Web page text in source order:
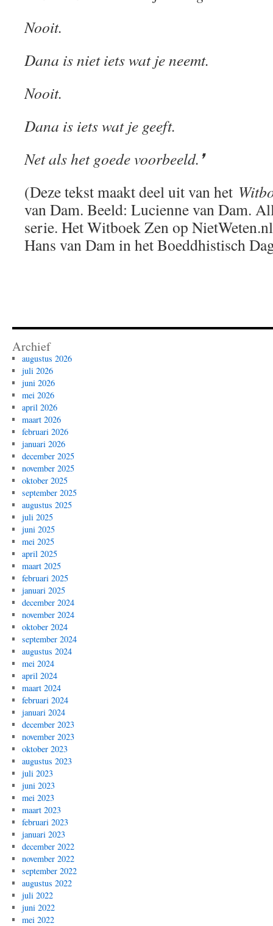
Nooit.
Dana is niet iets wat je neemt.
Nooit.
Dana is iets wat je geeft.
Net als het goede voorbeeld.❜
(Deze tekst maakt deel uit van het
van Dam. Beeld: Lucienne van Dam.
serie. Het Witboek Zen op
Hans van Dam in het Boeddhistisch
Archief
augustus 2026
juli 2026
juni 2026
mei 2026
april 2026
maart 2026
februari 2026
januari 2026
december 2025
november 2025
oktober 2025
september 2025
augustus 2025
juli 2025
juni 2025
mei 2025
april 2025
maart 2025
februari 2025
januari 2025
december 2024
november 2024
oktober 2024
september 2024
augustus 2024
mei 2024
april 2024
maart 2024
februari 2024
januari 2024
december 2023
november 2023
oktober 2023
augustus 2023
juli 2023
juni 2023
mei 2023
maart 2023
februari 2023
januari 2023
december 2022
november 2022
september 2022
augustus 2022
juli 2022
juni 2022
mei 2022